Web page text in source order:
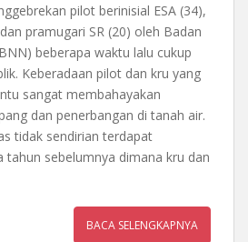
pilot berinisial ESA (34),
pramugari SR (20) oleh Badan
beberapa waktu lalu cukup
Keberadaan pilot dan kru yang
sangat membahayakan
dan penerbangan di tanah air.
tidak sendirian terdapat
tahun sebelumnya dimana kru dan
BACA SELENGKAPNYA